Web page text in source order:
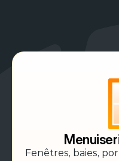
pour
Fenêtres, baies,